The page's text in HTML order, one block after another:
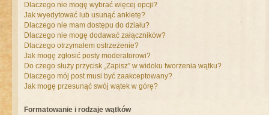
Dlaczego nie mogę wybrać więcej opcji?
Jak wyedytować lub usunąć ankietę?
Dlaczego nie mam dostępu do działu?
Dlaczego nie mogę dodawać załączników?
Dlaczego otrzymałem ostrzeżenie?
Jak mogę zgłosić posty moderatorowi?
Do czego służy przycisk „Zapisz” w widoku tworzenia wątku?
Dlaczego mój post musi być zaakceptowany?
Jak mogę przesunąć swój wątek w górę?
Formatowanie i rodzaje wątków